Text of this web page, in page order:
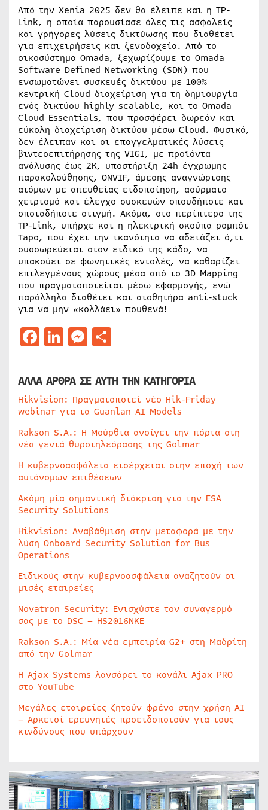
Από την Xenia 2025 δεν θα έλειπε και η TP-
Link, η οποία παρουσίασε όλες τις ασφαλείς
και γρήγορες λύσεις δικτύωσης που διαθέτει
για επιχειρήσεις και ξενοδοχεία. Από το
οικοσύστημα Omada, ξεχωρίζουμε το Omada
Software Defined Networking (SDN) που
ενσωματώνει συσκευές δικτύου με 100%
κεντρική Cloud διαχείριση για τη δημιουργία
ενός δικτύου highly scalable, και το Omada
Cloud Essentials, που προσφέρει δωρεάν και
εύκολη διαχείριση δικτύου μέσω Cloud. Φυσικά,
δεν έλειπαν και οι επαγγελματικές λύσεις
βιντεοεπιτήρησης της VIGI, με προϊόντα
ανάλυσης έως 2K, υποστήριξη 24h έγχρωμης
παρακολούθησης, ONVIF, άμεσης αναγνώρισης
ατόμων με απευθείας ειδοποίηση, ασύρματο
χειρισμό και έλεγχο συσκευών οπουδήποτε και
οποιαδήποτε στιγμή. Ακόμα, στο περίπτερο της
TP-Link, υπήρχε και η ηλεκτρική σκούπα ρομπότ
Tapo, που έχει την ικανότητα να αδειάζει ό,τι
συσσωρεύεται στον ειδικό της κάδο, να
υπακούει σε φωνητικές εντολές, να καθαρίζει
επιλεγμένους χώρους μέσα από το 3D Mapping
που πραγματοποιείται μέσω εφαρμογής, ενώ
παράλληλα διαθέτει και αισθητήρα anti-stuck
για να μην «κολλάει» πουθενά!
Facebook
LinkedIn
Messenger
ΑΛΛΑ ΑΡΘΡΑ ΣΕ ΑΥΤΗ ΤΗΝ ΚΑΤΗΓΟΡΙΑ
Hikvision: Πραγματοποιεί νέο Hik-Friday
webinar για τα Guanlan AI Models
Rakson S.A.: Η Μούρθια ανοίγει την πόρτα στη
νέα γενιά θυροτηλεόρασης της Golmar
Η κυβερνοασφάλεια εισέρχεται στην εποχή των
αυτόνομων επιθέσεων
Ακόμη μία σημαντική διάκριση για την ESA
Security Solutions
Hikvision: Αναβάθμιση στην μεταφορά με την
λύση Onboard Security Solution for Bus
Operations
Ειδικούς στην κυβερνοασφάλεια αναζητούν οι
μισές εταιρείες
Novatron Security: Ενισχύστε τον συναγερμό
σας με το DSC – HS2016NKE
Rakson S.A.: Μία νέα εμπειρία G2+ στη Μαδρίτη
από την Golmar
Η Ajax Systems λανσάρει το κανάλι Ajax PRO
στο YouTube
Μεγάλες εταιρείες ζητούν φρένο στην χρήση AI
– Αρκετοί ερευνητές προειδοποιούν για τους
κινδύνους που υπάρχουν